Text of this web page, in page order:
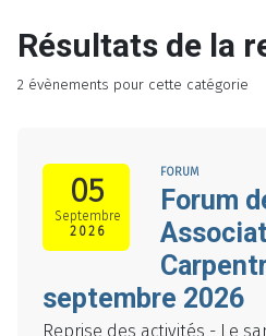
Résultats de la
2 évènements pour cette catégorie
05
Septembre
2026
FORUM
Forum
septembre 2026
Reprise des activités - Le